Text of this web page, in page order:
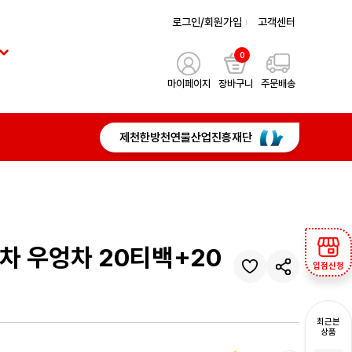
로그인/회원가입 고객센터
마이페이지
0
장바구니 주문배송
제천한방천연물산업진흥재단
입점신청
최근본
상품
우엉차 20티백+20